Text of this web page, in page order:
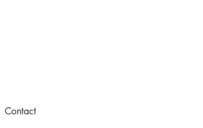
Contact